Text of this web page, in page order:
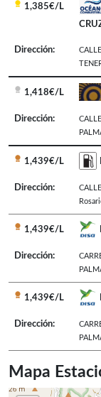
1,385€/L
Dirección:
1,418€/L
Dirección:
1,439€/L
Dirección:
1,439€/L
Dirección:
1,439€/L
Dirección:
Mapa